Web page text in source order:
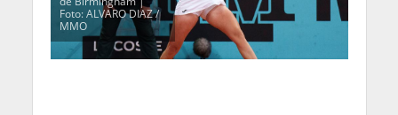
Foto: ALVARO DIAZ /
MMO